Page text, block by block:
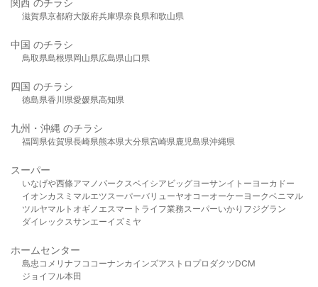
関西 のチラシ
滋賀県京都府大阪府兵庫県奈良県和歌山県
中国 のチラシ
鳥取県島根県岡山県広島県山口県
四国 のチラシ
徳島県香川県愛媛県高知県
九州・沖縄 のチラシ
福岡県佐賀県長崎県熊本県大分県宮崎県鹿児島県沖縄県
スーパー
いなげや西條アマノパークスベイシア ビッグヨーサンイトーヨーカドー
イオンカスミ マルエツスーパーバリューヤオコーオーケー ヨークベニマル
ツルヤマルト オギノ エスマート ライフ業務スーパーいかり フジグラン
ダイレックスサンエーイズミヤ
ホームセンター
島忠 コメリ ナフコ コーナンカインズアストロプロダクツDCM
ジョイフル本田